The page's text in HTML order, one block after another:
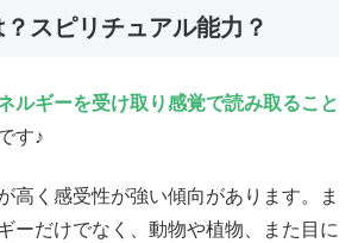
スピリチュアル能力？
ルギーを受け取り感覚で読み取ること
す♪
高く感受性が強い傾向があります。ま
ーだけでなく、動物や植物、また目に